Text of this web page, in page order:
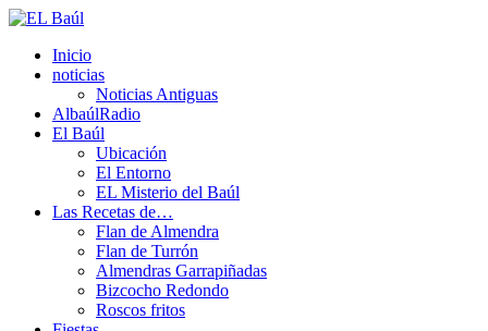
Inicio
noticias
Noticias Antiguas
AlbaúlRadio
El Baúl
Ubicación
El Entorno
EL Misterio del Baúl
Las Recetas de…
Flan de Almendra
Flan de Turrón
Almendras Garrapiñadas
Bizcocho Redondo
Roscos fritos